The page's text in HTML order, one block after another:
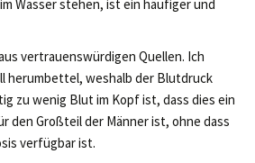
Wasser stehen, ist ein häufiger und
vertrauenswürdigen Quellen. Ich
herumbettel, weshalb der Blutdruck
zu wenig Blut im Kopf ist, dass dies ein
den Großteil der Männer ist, ohne dass
verfügbar ist.